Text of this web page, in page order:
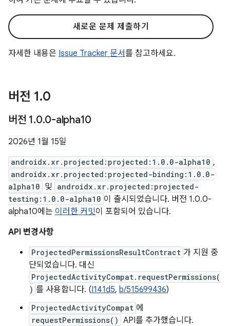
새로운 문제 제출하기
자세한 내용은 Issue Tracker 문서를 참고하세요.
버전 1.0
버전 1.0.0-alpha10
2026년 1월 15일
androidx.xr.projected:projected:1.0.0-alpha10 ,
androidx.xr.projected:projected-binding:1.0.0-
alpha10 및 androidx.xr.projected:projected-
testing:1.0.0-alpha10 이 출시되었습니다. 버전 1.0.0-
alpha10에는 이러한 커밋이 포함되어 있습니다.
API 변경사항
ProjectedPermissionsResultContract 가 지원 중
단되었습니다. 대신
ProjectedActivityCompat.requestPermissions(
) 를 사용합니다. (I141d5, b/515699436)
ProjectedActivityCompat 에
requestPermissions() API를 추가했습니다.